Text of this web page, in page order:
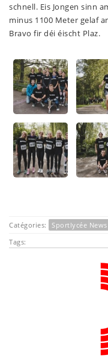
schnell. Eis Jongen sinn
minus 1100 Meter gelaf
Bravo fir déi éischt Plaz.
Catégories: Sportlycée News
Tags: